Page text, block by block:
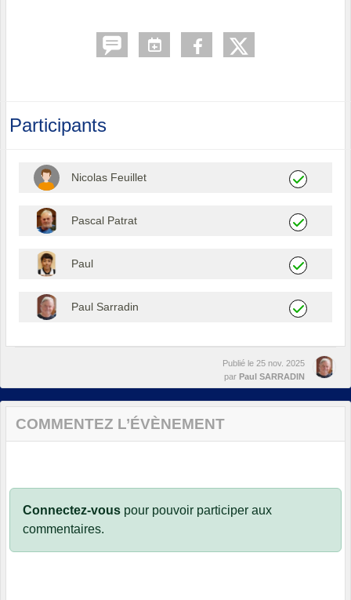
Participants
Nicolas Feuillet
Pascal Patrat
Paul
Paul Sarradin
Publié le 25 nov. 2025
par Paul SARRADIN
COMMENTEZ L’ÉVÈNEMENT
Connectez-vous pour pouvoir participer aux
commentaires.